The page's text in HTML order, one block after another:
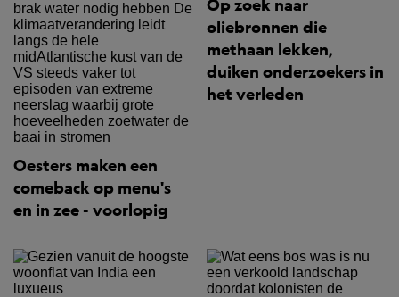
Oesters maken een
comeback op menu's
en in zee - voorlopig
Op zoek naar
oliebronnen die
methaan lekken,
duiken onderzoekers in
het verleden